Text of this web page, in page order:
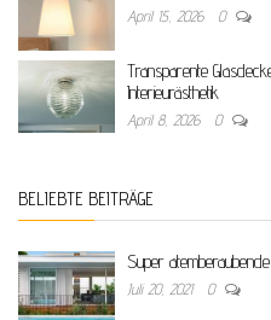
April 15, 2026 0
Transparente
Interieurästhetik
April 8, 2026 0
BELIEBTE BEITRÄGE
Super
Juli 20, 2021 0